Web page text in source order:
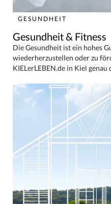
GESUNDHEIT
Gesundheit & Fitness
Die Gesundheit ist ein hohes
wiederherzustellen oder zu
KIELerLEBEN.de in Kiel